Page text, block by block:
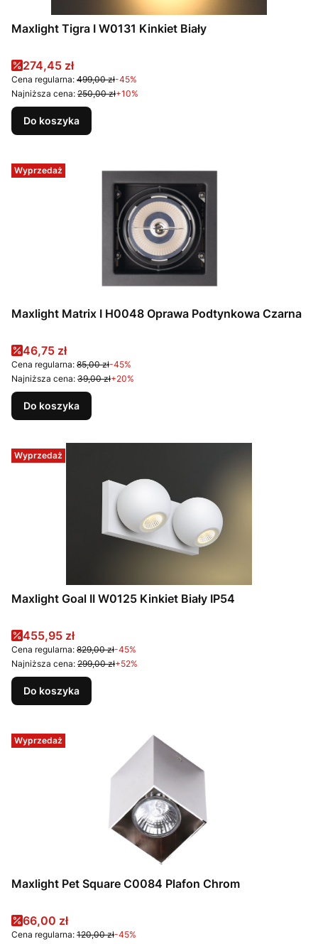
Maxlight Tigra I W0131 Kinkiet Biały
Cena promocyjna
274,45 zł
Cena regularna: 499,00 zł-45%
Najniższa cena: 250,00 zł+10%
Do koszyka
Wyprzedaż
Maxlight Matrix I H0048 Oprawa Podtynkowa Czarna
Cena promocyjna
46,75 zł
Cena regularna: 85,00 zł-45%
Najniższa cena: 39,00 zł+20%
Do koszyka
Wyprzedaż
Maxlight Goal II W0125 Kinkiet Biały IP54
Cena promocyjna
455,95 zł
Cena regularna: 829,00 zł-45%
Najniższa cena: 299,00 zł+52%
Do koszyka
Wyprzedaż
Maxlight Pet Square C0084 Plafon Chrom
Cena promocyjna
66,00 zł
Cena regularna: 120,00 zł-45%